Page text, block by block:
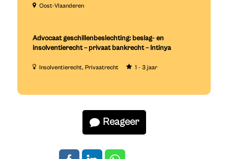
Oost-Vlaanderen
Advocaat geschillenbeslechting: beslag- en
insolventierecht – privaat bankrecht – Intinya
Insolventierecht Privaatrecht 1 - 3 jaar
Reageer